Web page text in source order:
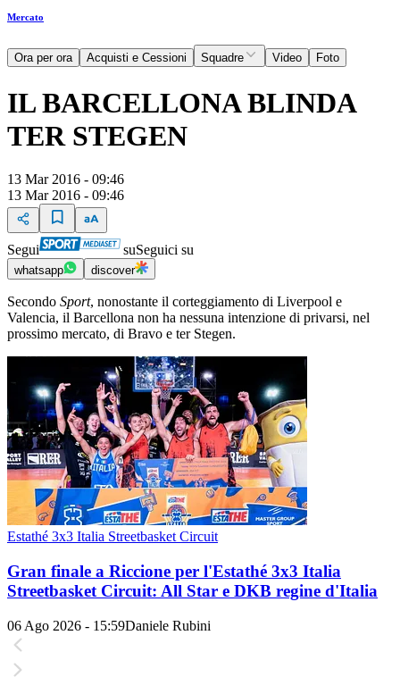
Mercato
Ora per ora Acquisti e Cessioni Squadre Video Foto
IL BARCELLONA BLINDA
TER STEGEN
13 Mar 2016 - 09:46
13 Mar 2016 - 09:46
Segui suSeguici su
whatsapp discover
Secondo Sport, nonostante il corteggiamento di Liverpool e
Valencia, il Barcellona non ha nessuna intenzione di privarsi, nel
prossimo mercato, di Bravo e ter Stegen.
Estathé 3x3 Italia Streetbasket Circuit
Gran finale a Riccione per l'Estathé 3x3 Italia
Streetbasket Circuit: All Star e DKB regine d'Italia
06 Ago 2026 - 15:59Daniele Rubini